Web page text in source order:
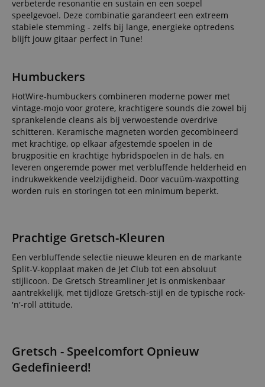
verbeterde resonantie en sustain en een soepel
speelgevoel. Deze combinatie garandeert een extreem
stabiele stemming - zelfs bij lange, energieke optredens
blijft jouw gitaar perfect in Tune!
Humbuckers
HotWire-humbuckers combineren moderne power met
vintage-mojo voor grotere, krachtigere sounds die zowel bij
sprankelende cleans als bij verwoestende overdrive
schitteren. Keramische magneten worden gecombineerd
met krachtige, op elkaar afgestemde spoelen in de
brugpositie en krachtige hybridspoelen in de hals, en
leveren ongeremde power met verbluffende helderheid en
indrukwekkende veelzijdigheid. Door vacuüm-waxpotting
worden ruis en storingen tot een minimum beperkt.
Prachtige Gretsch-Kleuren
Een verbluffende selectie nieuwe kleuren en de markante
Split-V-kopplaat maken de Jet Club tot een absoluut
stijlicoon. De Gretsch Streamliner Jet is onmiskenbaar
aantrekkelijk, met tijdloze Gretsch-stijl en de typische rock-
'n'-roll attitude.
Gretsch - Speelcomfort Opnieuw
Gedefinieerd!